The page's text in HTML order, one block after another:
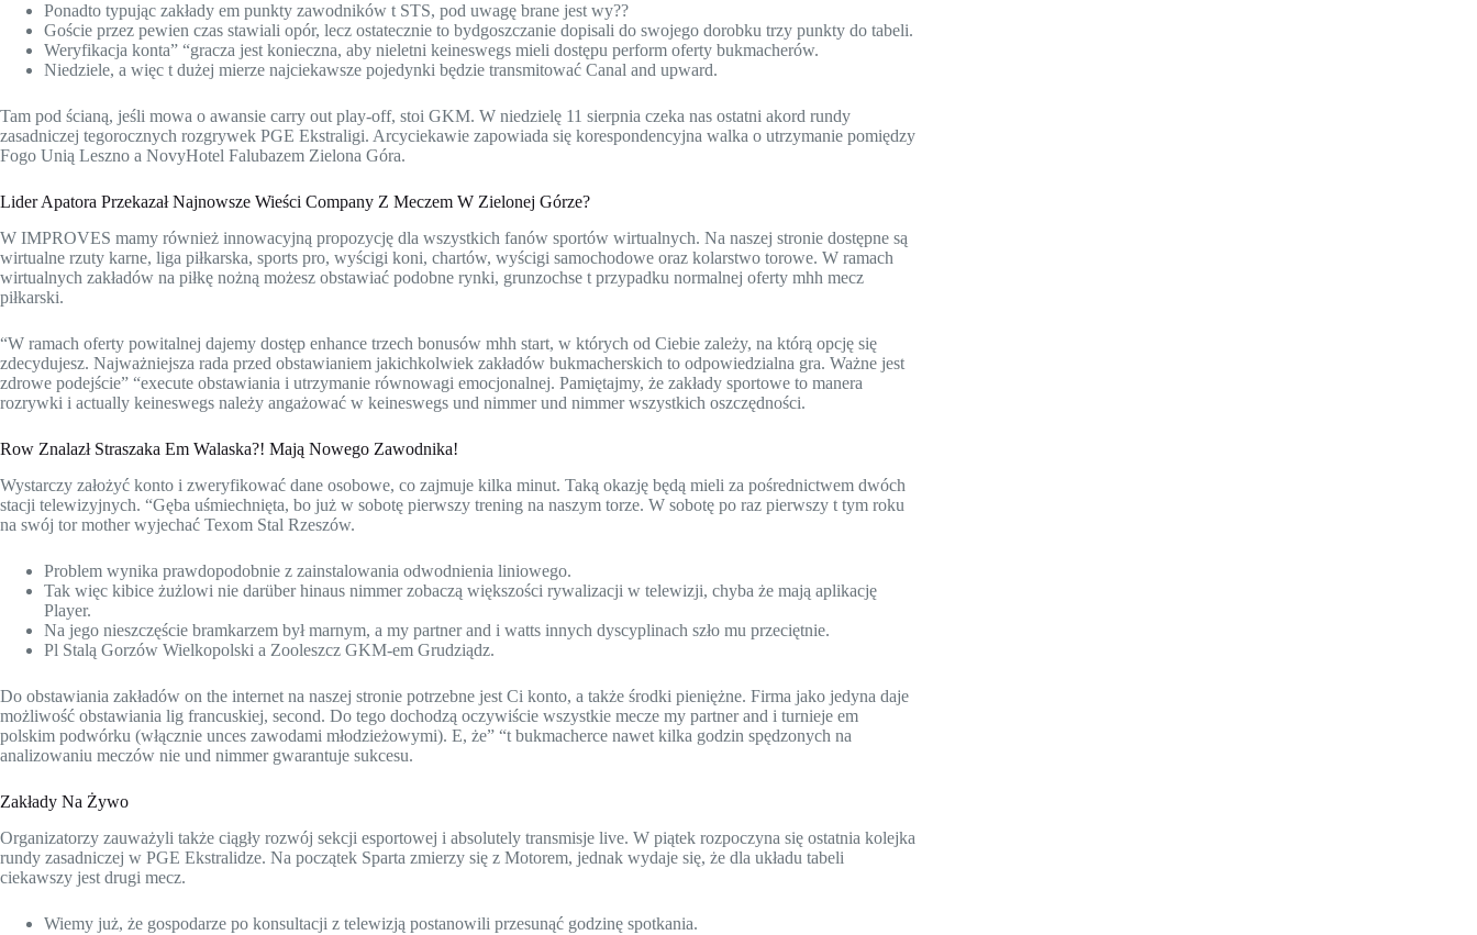
Ponadto typując zakłady em punkty zawodników t STS, pod uwagę brane jest wy??
Goście przez pewien czas stawiali opór, lecz ostatecznie to bydgoszczanie dopisali do swojego dorobku trzy punkty do tabeli.
Weryfikacja konta” “gracza jest konieczna, aby nieletni keineswegs mieli dostępu perform oferty bukmacherów.
Niedziele, a więc t dużej mierze najciekawsze pojedynki będzie transmitować Canal and upward.
Tam pod ścianą, jeśli mowa o awansie carry out play-off, stoi GKM. W niedzielę 11 sierpnia czeka nas ostatni akord rundy
zasadniczej tegorocznych rozgrywek PGE Ekstraligi. Arcyciekawie zapowiada się korespondencyjna walka o utrzymanie pomiędzy
Fogo Unią Leszno a NovyHotel Falubazem Zielona Góra.
Lider Apatora Przekazał Najnowsze Wieści Company Z Meczem W Zielonej Górze?
W IMPROVES mamy również innowacyjną propozycję dla wszystkich fanów sportów wirtualnych. Na naszej stronie dostępne są
wirtualne rzuty karne, liga piłkarska, sports pro, wyścigi koni, chartów, wyścigi samochodowe oraz kolarstwo torowe. W ramach
wirtualnych zakładów na piłkę nożną możesz obstawiać podobne rynki, grunzochse t przypadku normalnej oferty mhh mecz
piłkarski.
“W ramach oferty powitalnej dajemy dostęp enhance trzech bonusów mhh start, w których od Ciebie zależy, na którą opcję się
zdecydujesz. Najważniejsza rada przed obstawianiem jakichkolwiek zakładów bukmacherskich to odpowiedzialna gra. Ważne jest
zdrowe podejście” “execute obstawiania i utrzymanie równowagi emocjonalnej. Pamiętajmy, że zakłady sportowe to manera
rozrywki i actually keineswegs należy angażować w keineswegs und nimmer und nimmer wszystkich oszczędności.
Row Znalazł Straszaka Em Walaska?! Mają Nowego Zawodnika!
Wystarczy założyć konto i zweryfikować dane osobowe, co zajmuje kilka minut. Taką okazję będą mieli za pośrednictwem dwóch
stacji telewizyjnych. “Gęba uśmiechnięta, bo już w sobotę pierwszy trening na naszym torze. W sobotę po raz pierwszy t tym roku
na swój tor mother wyjechać Texom Stal Rzeszów.
Problem wynika prawdopodobnie z zainstalowania odwodnienia liniowego.
Tak więc kibice żużlowi nie darüber hinaus nimmer zobaczą większości rywalizacji w telewizji, chyba że mają aplikację
Player.
Na jego nieszczęście bramkarzem był marnym, a my partner and i watts innych dyscyplinach szło mu przeciętnie.
Pl Stalą Gorzów Wielkopolski a Zooleszcz GKM-em Grudziądz.
Do obstawiania zakładów on the internet na naszej stronie potrzebne jest Ci konto, a także środki pieniężne. Firma jako jedyna daje
możliwość obstawiania lig francuskiej, second. Do tego dochodzą oczywiście wszystkie mecze my partner and i turnieje em
polskim podwórku (włącznie unces zawodami młodzieżowymi). E, że” “t bukmacherce nawet kilka godzin spędzonych na
analizowaniu meczów nie und nimmer gwarantuje sukcesu.
Zakłady Na Żywo
Organizatorzy zauważyli także ciągły rozwój sekcji esportowej i absolutely transmisje live. W piątek rozpoczyna się ostatnia kolejka
rundy zasadniczej w PGE Ekstralidze. Na początek Sparta zmierzy się z Motorem, jednak wydaje się, że dla układu tabeli
ciekawszy jest drugi mecz.
Wiemy już, że gospodarze po konsultacji z telewizją postanowili przesunąć godzinę spotkania.